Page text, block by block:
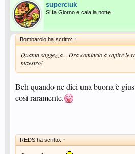
superciuk
Si fa Giorno e cala la notte.
Bombarolo ha scritto: ↑
Quanta saggezza... Ora comincio a capire le
maestro!
Beh quando ne dici una buona è
così raramente.
REDS ha scritto: ↑